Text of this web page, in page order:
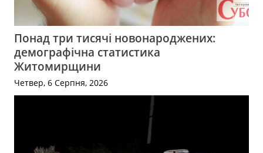
Понад три тисячі новонароджених:
демографічна статистика
Житомирщини
Четвер, 6 Серпня, 2026